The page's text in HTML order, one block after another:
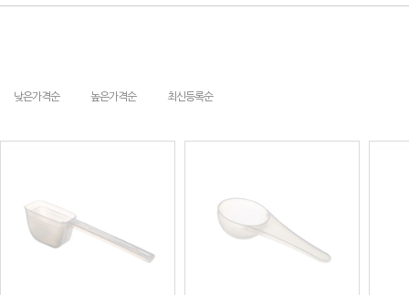
낮은가격순 높은가격순 최신등록순